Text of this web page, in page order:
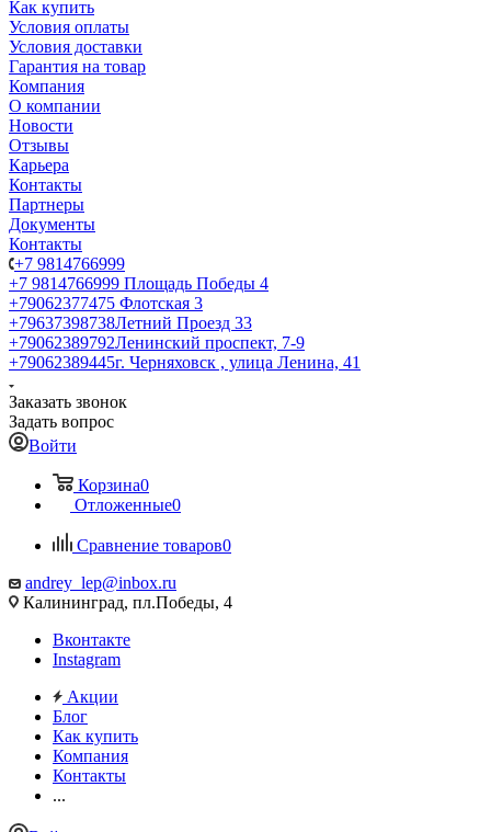
Как купить
Условия оплаты
Условия доставки
Гарантия на товар
Компания
О компании
Новости
Отзывы
Карьера
Контакты
Партнеры
Документы
Контакты
+7 9814766999
+7 9814766999 Площадь Победы 4
+79062377475 Флотская 3
+79637398738Летний Проезд 33
+79062389792Ленинский проспект, 7-9
+79062389445г. Черняховск , улица Ленина, 41
Заказать звонок
Задать вопрос
Войти
Корзина0
Отложенные0
Сравнение товаров0
andrey_lep@inbox.ru
Калининград, пл.Победы, 4
Вконтакте
Instagram
Акции
Блог
Как купить
Компания
Контакты
...